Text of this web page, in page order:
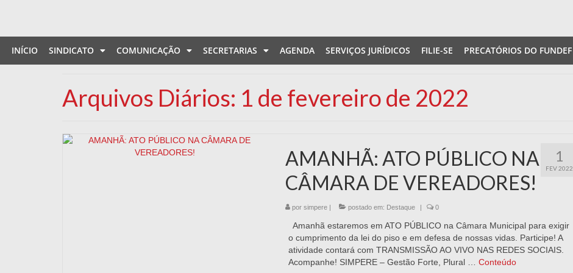
INÍCIO SINDICATO COMUNICAÇÃO SECRETARIAS AGENDA SERVIÇOS JURÍDICOS FILIE-SE PRECATÓRIOS DO FUNDEF
Arquivos Diários: 1 de fevereiro de 2022
1
FEV 2022
AMANHÃ: ATO PÚBLICO NA
CÂMARA DE VEREADORES!
por simpere| postado em: Destaque | 0
Amanhã estaremos em ATO PÚBLICO na Câmara Municipal para exigir
o cumprimento da lei do piso e em defesa de nossas vidas. Participe! A
atividade contará com TRANSMISSÃO AO VIVO NAS REDES SOCIAIS.
Acompanhe! SIMPERE – Gestão Forte, Plural … Conteúdo